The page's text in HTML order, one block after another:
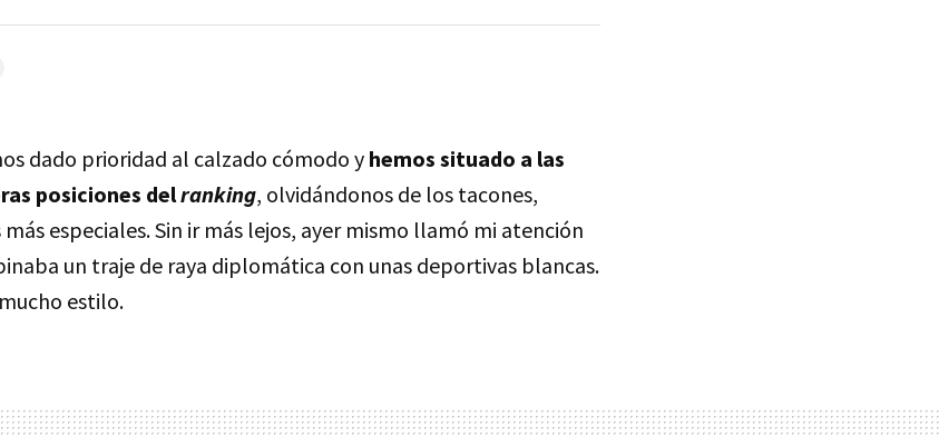
dado prioridad al calzado cómodo yhemos situado a las
posiciones delranking, olvidándonos de los tacones,
especiales. Sin ir más lejos, ayer mismo llamó mi atención
un traje de raya diplomática con unas deportivas blancas.
estilo.